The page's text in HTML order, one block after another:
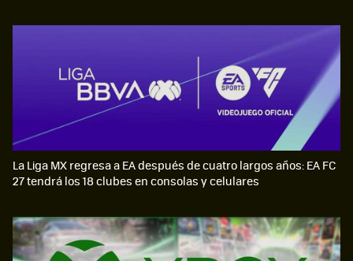
La Liga MX regresa a EA después de cuatro largos años: EA FC
27 tendrá los 18 clubes en consolas y celulares